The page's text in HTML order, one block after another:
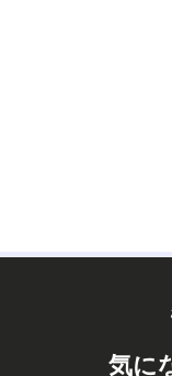
気に